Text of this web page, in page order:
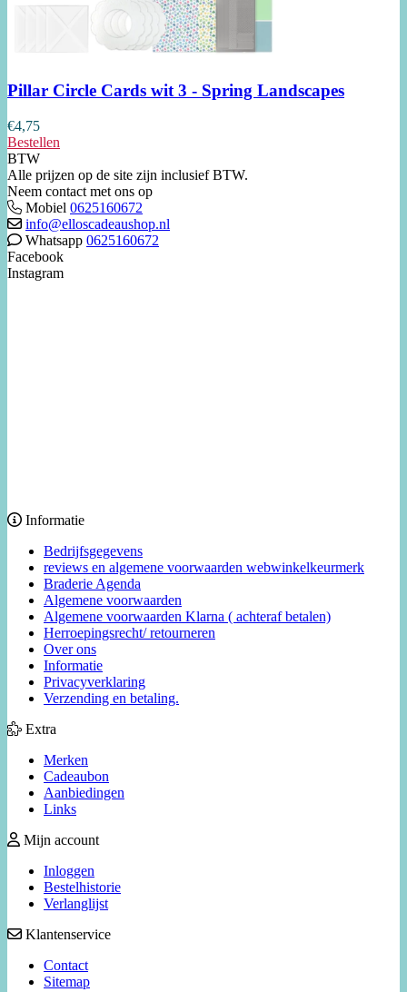
Pillar Circle Cards wit 3 - Spring Landscapes
€4,75
Bestellen
BTW
Alle prijzen op de site zijn inclusief BTW.
Neem contact met ons op
Mobiel 0625160672
info@elloscadeaushop.nl
Whatsapp 0625160672
Facebook
Instagram
Informatie
Bedrijfsgegevens
reviews en algemene voorwaarden webwinkelkeurmerk
Braderie Agenda
Algemene voorwaarden
Algemene voorwaarden Klarna ( achteraf betalen)
Herroepingsrecht/ retourneren
Over ons
Informatie
Privacyverklaring
Verzending en betaling.
Extra
Merken
Cadeaubon
Aanbiedingen
Links
Mijn account
Inloggen
Bestelhistorie
Verlanglijst
Klantenservice
Contact
Sitemap